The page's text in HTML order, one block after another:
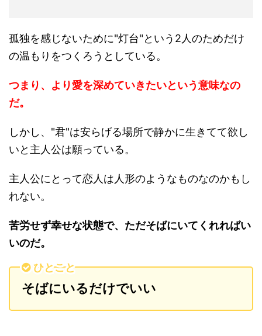
孤独を感じないために"灯台"という2人のためだけ
の温もりをつくろうとしている。
つまり、より愛を深めていきたいという意味なの
だ。
しかし、"君"は安らげる場所で静かに生きてて欲し
いと主人公は願っている。
主人公にとって恋人は人形のようなものなのかもし
れない。
苦労せず幸せな状態で、ただそばにいてくれればい
いのだ。
ひとこと
そばにいるだけでいい